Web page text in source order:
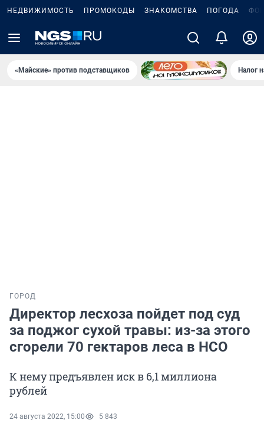
НЕДВИЖИМОСТЬ ПРОМОКОДЫ ЗНАКОМСТВА ПОГОДА
«Майские» против подставщиков Налог
ГОРОД
Директор лесхоза пойдет под суд
за поджог сухой травы: из-за этого
сгорели 70 гектаров леса в НСО
К нему предъявлен иск в 6,1 миллиона
рублей
24 августа 2022, 15:00 5 843